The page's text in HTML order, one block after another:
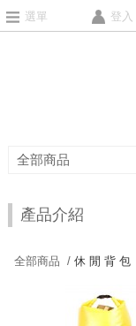
選單 登入
全部商品
產品介紹
全部商品 /休 閒 背 包